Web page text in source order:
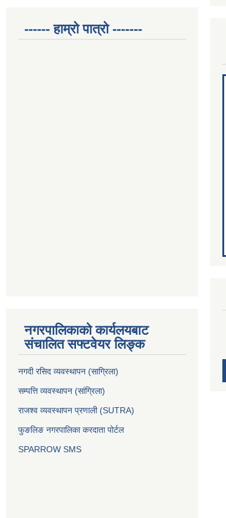
------ हाम्रो पात्रो -------
नगरपालिकाको कार्यलयबाट
संचालित सफ्टवेयर लिङ्क
नगदी रसिद व्यवस्थापन (साग्रिला)
सम्पत्ति व्यवस्थापन (सांग्रिला)
राजश्व व्यवस्थापन प्रणाली (SUTRA)
फुङलिङ नगरपालिका करदाता पोर्टल
SPARROW SMS